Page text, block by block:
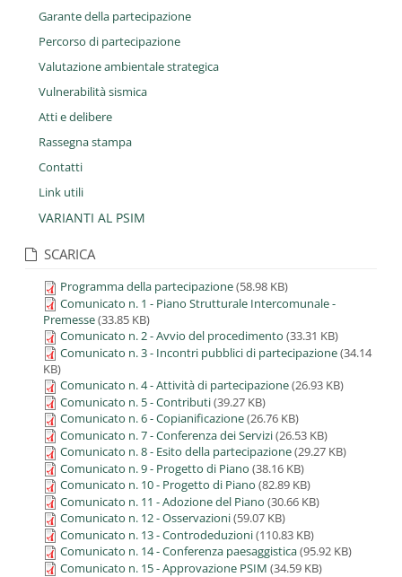
Garante della partecipazione
Percorso di partecipazione
Valutazione ambientale strategica
Vulnerabilità sismica
Atti e delibere
Rassegna stampa
Contatti
Link utili
VARIANTI AL PSIM
SCARICA
Programma della partecipazione(58.98 KB)
Comunicato n. 1 - Piano Strutturale Intercomunale -
Premesse(33.85 KB)
Comunicato n. 2 - Avvio del procedimento (33.31 KB)
Comunicato n. 3 - Incontri pubblici di partecipazione(34.14
KB)
Comunicato n. 4 - Attività di partecipazione(26.93 KB)
Comunicato n. 5 - Contributi(39.27 KB)
Comunicato n. 6 - Copianificazione(26.76 KB)
Comunicato n. 7 - Conferenza dei Servizi(26.53 KB)
Comunicato n. 8 - Esito della partecipazione(29.27 KB)
Comunicato n. 9 - Progetto di Piano (38.16 KB)
Comunicato n. 10 - Progetto di Piano (82.89 KB)
Comunicato n. 11 - Adozione del Piano (30.66 KB)
Comunicato n. 12 - Osservazioni(59.07 KB)
Comunicato n. 13 - Controdeduzioni(110.83 KB)
Comunicato n. 14 - Conferenza paesaggistica(95.92 KB)
Comunicato n. 15 - Approvazione PSIM (34.59 KB)